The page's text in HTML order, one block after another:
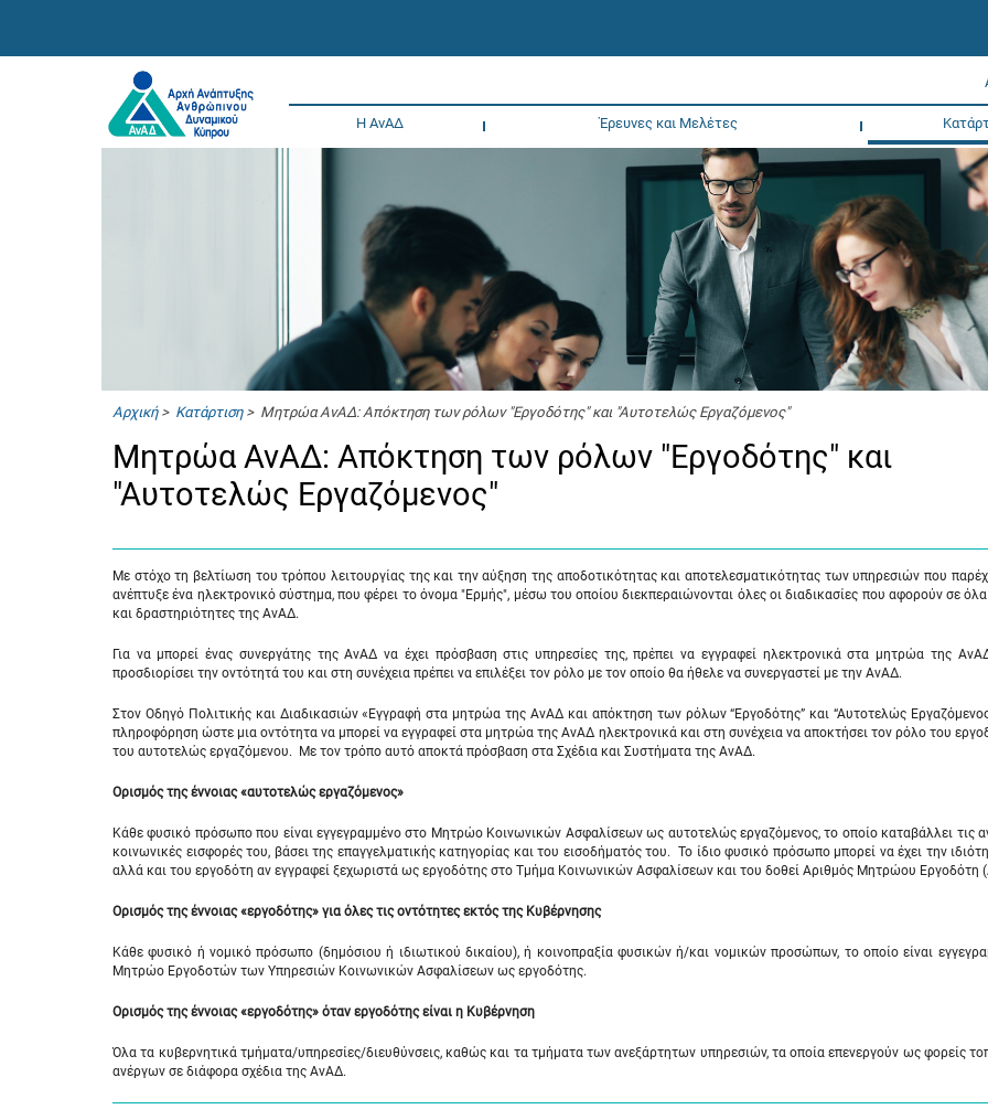
Η ΑνΑΔ Έρευνες και Μελέτες
Αρχική> Κατάρτιση> Μητρώα ΑνΑΔ: Απόκτηση των ρόλων "Εργοδότης" και "Αυτοτελώς Eργαζόμενος"
Μητρώα ΑνΑΔ: Απόκτηση των ρόλων "Εργοδότης" και
"Αυτοτελώς Eργαζόμενος"
Με στόχο τη βελτίωση του τρόπου λειτουργίας της και την αύξηση της αποδοτικότητας και αποτελεσματικότητας των υπηρεσιών που
ανέπτυξε ένα ηλεκτρονικό σύστημα, που φέρει το όνομα "Ερμής", μέσω του οποίου διεκπεραιώνονται όλες οι διαδικασίες που αφορούν σε
και δραστηριότητες της ΑνΑΔ.
Για να μπορεί ένας συνεργάτης της ΑνΑΔ να έχει πρόσβαση στις υπηρεσίες της, πρέπει να εγγραφεί ηλεκτρονικά στα μητρώα της
προσδιορίσει την οντότητά του και στη συνέχεια πρέπει να επιλέξει τον ρόλο με τον οποίο θα ήθελε να συνεργαστεί με την ΑνΑΔ.
Στον Οδηγό Πολιτικής και Διαδικασιών «Εγγραφή στα μητρώα της ΑνΑΔ και απόκτηση των ρόλων “Εργοδότης” και “Αυτοτελώς
πληροφόρηση ώστε μια οντότητα να μπορεί να εγγραφεί στα μητρώα της ΑνΑΔ ηλεκτρονικά και στη συνέχεια να αποκτήσει τον ρόλο του
του αυτοτελώς εργαζόμενου. Με τον τρόπο αυτό αποκτά πρόσβαση στα Σχέδια και Συστήματα της ΑνΑΔ.
Ορισμός της έννοιας «αυτοτελώς εργαζόμενος»
Κάθε φυσικό πρόσωπο που είναι εγγεγραμμένο στο Μητρώο Κοινωνικών Ασφαλίσεων ως αυτοτελώς εργαζόμενος, το οποίο καταβάλλει τις
κοινωνικές εισφορές του, βάσει της επαγγελματικής κατηγορίας και του εισοδήματός του. Το ίδιο φυσικό πρόσωπο μπορεί να έχει την
αλλά και του εργοδότη αν εγγραφεί ξεχωριστά ως εργοδότης στο Τμήμα Κοινωνικών Ασφαλίσεων και του δοθεί Αριθμός Μητρώου Εργοδότη
Ορισμός της έννοιας «εργοδότης» για όλες τις οντότητες εκτός της Κυβέρνησης
Κάθε φυσικό ή νομικό πρόσωπο (δημόσιου ή ιδιωτικού δικαίου), ή κοινοπραξία φυσικών ή/και νομικών προσώπων, το οποίο είναι
Μητρώο Εργοδοτών των Υπηρεσιών Κοινωνικών Ασφαλίσεων ως εργοδότης.
Ορισμός της έννοιας «εργοδότης» όταν εργοδότης είναι η Κυβέρνηση
Όλα τα κυβερνητικά τμήματα/υπηρεσίες/διευθύνσεις, καθώς και τα τμήματα των ανεξάρτητων υπηρεσιών, τα οποία επενεργούν ως φορείς
ανέργων σε διάφορα σχέδια της ΑνΑΔ.